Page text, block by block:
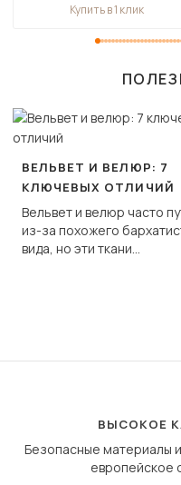
Купить в 1 клик
ВЕЛЬВЕТ И ВЕЛЮР: 7
КЛЮЧЕВЫХ ОТЛИЧИЙ
Вельвет и велюр часто
из-за похожего
вида, но эти ткани
ВЫСОКОЕ
Безопасные материалы
европейское